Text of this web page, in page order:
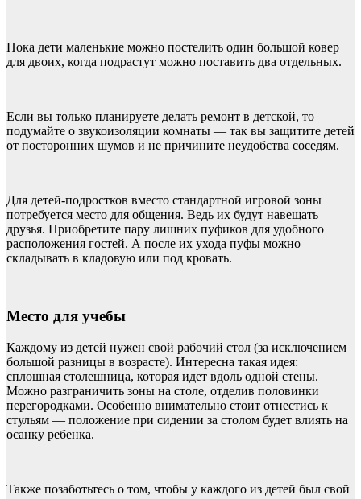
Пока дети маленькие можно постелить один большой ковер
для двоих, когда подрастут можно поставить два отдельных.
Если вы только планируете делать ремонт в детской, то
подумайте о звукоизоляции комнаты — так вы защитите детей
от посторонних шумов и не причините неудобства соседям.
Для детей-подростков вместо стандартной игровой зоны
потребуется место для общения. Ведь их будут навещать
друзья. Приобретите пару лишних пуфиков для удобного
расположения гостей. А после их ухода пуфы можно
складывать в кладовую или под кровать.
Место для учебы
Каждому из детей нужен свой рабочий стол (за исключением
большой разницы в возрасте). Интересна такая идея:
сплошная столешница, которая идет вдоль одной стены.
Можно разграничить зоны на столе, отделив половинки
перегородками. Особенно внимательно стоит отнестись к
стульям — положение при сидении за столом будет влиять на
осанку ребенка.
Также позаботьтесь о том, чтобы у каждого из детей был свой